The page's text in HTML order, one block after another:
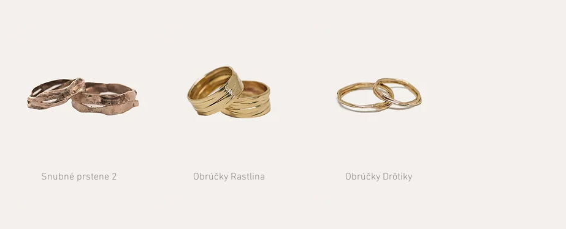
Snubné prstene 2 Obrúčky Rastlina Obrúčky Drôtiky